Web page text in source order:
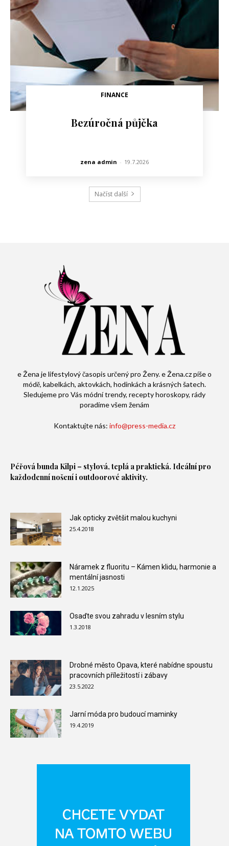
FINANCE
Bezúročná půjčka
zena admin - 19.7.2026
Načíst další
e Žena je lifestylový časopis určený pro Ženy. e Žena.cz píše o
módě, kabelkách, aktovkách, hodinkách a krásných šatech.
Sledujeme pro Vás módní trendy, recepty horoskopy, rády
poradíme všem ženám
Kontaktujte nás: info@press-media.cz
Péřová bunda Kilpi – stylová, teplá a praktická. Ideální pro
každodenní nošení i outdoorové aktivity.
Jak opticky zvětšit malou kuchyni
25.4.2018
Náramek z fluoritu – Kámen klidu, harmonie a
mentální jasnosti
12.1.2025
Osaďte svou zahradu v lesním stylu
1.3.2018
Drobné město Opava, které nabídne spoustu
pracovních příležitostí i zábavy
23.5.2022
Jarní móda pro budoucí maminky
19.4.2019